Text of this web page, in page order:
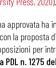
approvata ha
la proposta
per
PDL n. 1275